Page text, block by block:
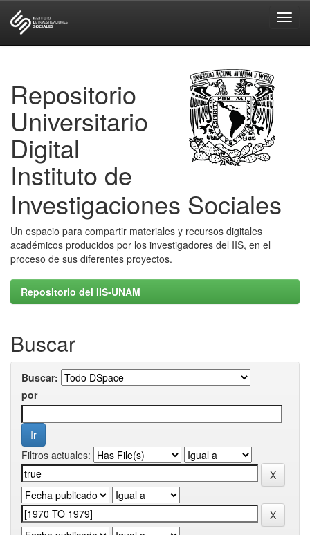
Repositorio
Universitario
Digital
Instituto de
Investigaciones Sociales
Un espacio para compartir materiales y recursos digitales
académicos producidos por los investigadores del IIS, en el
proceso de sus diferentes proyectos.
Repositorio del IIS-UNAM
Buscar
Buscar:
por
Filtros actuales: